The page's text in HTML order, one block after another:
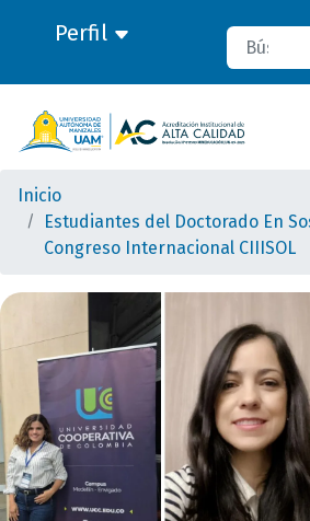
Perfil Buscar
Inicio
Estudiantes del Doctorado En
Congreso Internacional CIIISOL